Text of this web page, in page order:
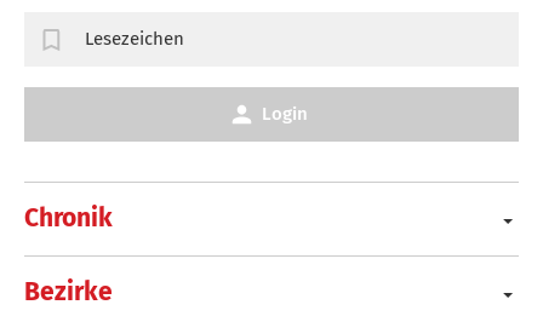
Chronik
Bezirke
Lesezeichen
Login